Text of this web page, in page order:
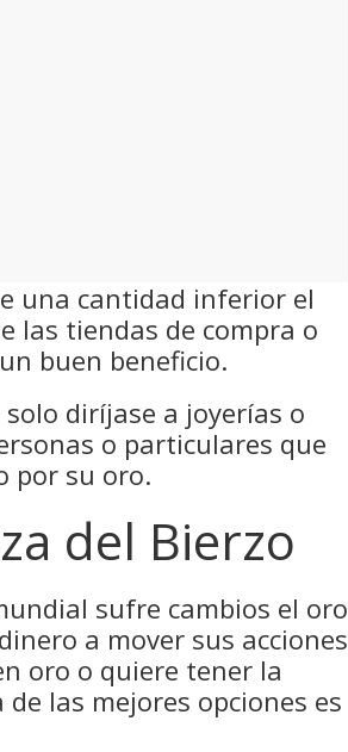
una cantidad inferior el
las tiendas de compra o
buen beneficio.
diríjase a joyerías o
o particulares que
por su oro.
del Bierzo
sufre cambios el oro
a mover sus acciones
oro o quiere tener la
las mejores opciones es